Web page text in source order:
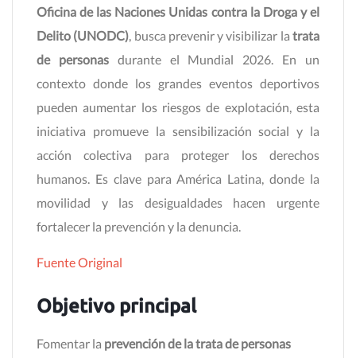
Oficina de las Naciones Unidas contra la Droga y el
Delito (UNODC), busca prevenir y visibilizar latrata
de personasdurante el Mundial 2026. En un
contexto donde los grandes eventos deportivos
pueden aumentar los riesgos de explotación, esta
iniciativa promueve la sensibilización social y la
acción colectiva para proteger los derechos
humanos. Es clave para América Latina, donde la
movilidad y las desigualdades hacen urgente
fortalecer la prevención y la denuncia.
Fuente Original
Objetivo principal
Fomentar la prevención de la trata de personas